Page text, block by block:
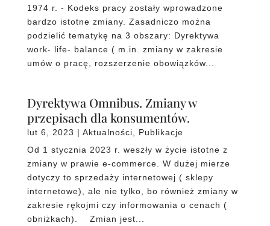
1974 r. - Kodeks pracy zostały wprowadzone
bardzo istotne zmiany. Zasadniczo można
podzielić tematykę na 3 obszary: Dyrektywa
work- life- balance ( m.in. zmiany w zakresie
umów o pracę, rozszerzenie obowiązków...
Dyrektywa Omnibus. Zmiany w
przepisach dla konsumentów.
lut 6, 2023 | Aktualności
Publikacje
Od 1 stycznia 2023 r. weszły w życie istotne z
zmiany w prawie e-commerce. W dużej mierze
dotyczy to sprzedaży internetowej ( sklepy
internetowe), ale nie tylko, bo również zmiany w
zakresie rękojmi czy informowania o cenach (
obniżkach). Zmian jest...